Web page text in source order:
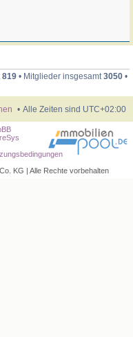
819 • Mitglieder insgesamt3050 •
Alle Zeiten sind UTC+02:00
KG | Alle Rechte vorbehalten